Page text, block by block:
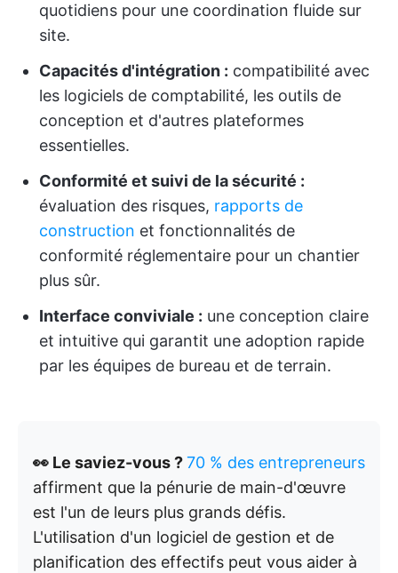
quotidiens pour une coordination fluide sur
site.
Capacités d'intégration : compatibilité avec
les logiciels de comptabilité, les outils de
conception et d'autres plateformes
essentielles.
Conformité et suivi de la sécurité :
évaluation des risques, rapports de
construction et fonctionnalités de
conformité réglementaire pour un chantier
plus sûr.
Interface conviviale : une conception claire
et intuitive qui garantit une adoption rapide
par les équipes de bureau et de terrain.
👀 Le saviez-vous ?70 % des entrepreneurs
affirment que la pénurie de main-d'œuvre
est l'un de leurs plus grands défis.
L'utilisation d'un logiciel de gestion et de
planification des effectifs peut vous aider à